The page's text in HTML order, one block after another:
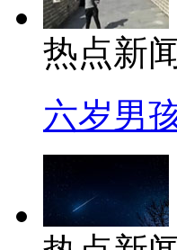
热点新
六岁男